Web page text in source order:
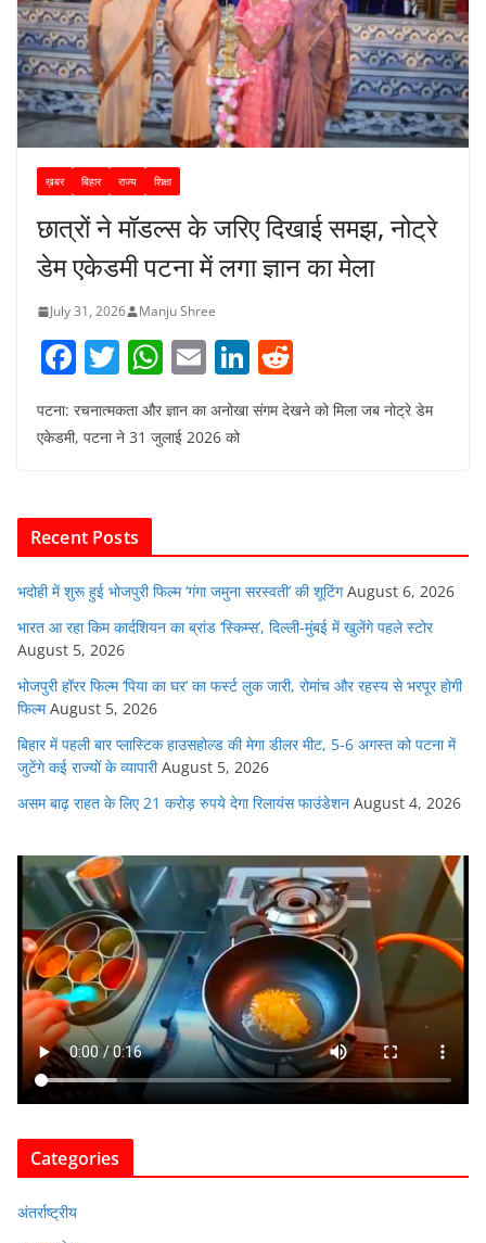
ख़बर बिहार राज्य शिक्षा
छात्रों ने मॉडल्स के जरिए दिखाई समझ, नोट्रे
डेम एकेडमी पटना में लगा ज्ञान का मेला
July 31, 2026 Manju Shree
F
c
o
o
k
T
itt
W
at
p
E
m
ai
Li
n
k
e
d
पटना: रचनात्मकता और ज्ञान का अनोखा संगम देखने को मिला जब नोट्रे डेम
एकेडमी, पटना ने 31 जुलाई 2026 को
Recent Posts
भदोही में शुरू हुई भोजपुरी फिल्म ‘गंगा जमुना सरस्वती’ की शूटिंग August 6, 2026
भारत आ रहा किम कार्दशियन का ब्रांड ‘स्किम्स’, दिल्ली-मुंबई में खुलेंगे पहले स्टोर
August 5, 2026
भोजपुरी हॉरर फिल्म ‘पिया का घर’ का फर्स्ट लुक जारी, रोमांच और रहस्य से भरपूर होगी
फिल्म August 5, 2026
बिहार में पहली बार प्लास्टिक हाउसहोल्ड की मेगा डीलर मीट, 5-6 अगस्त को पटना में
जुटेंगे कई राज्यों के व्यापारी August 5, 2026
असम बाढ़ राहत के लिए 21 करोड़ रुपये देगा रिलायंस फाउंडेशन August 4, 2026
Categories
अंतर्राष्ट्रीय